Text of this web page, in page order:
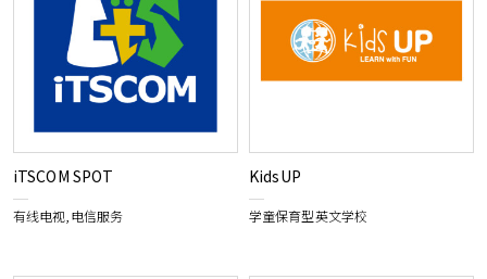
iTSCOM SPOT
有线电视,电信服务
KidsUP
学童保育型英文学校